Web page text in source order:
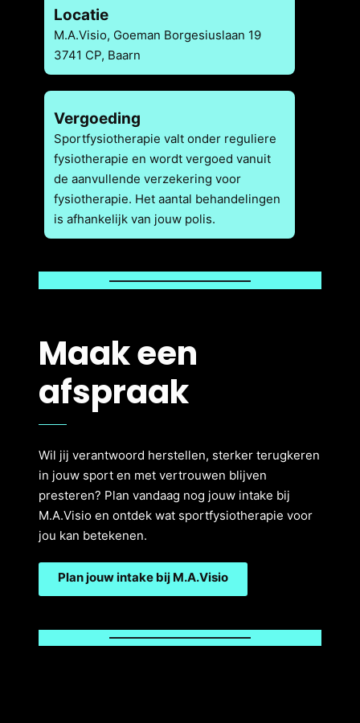
Locatie
M.A.Visio, Goeman Borgesiuslaan 19
3741 CP, Baarn
Vergoeding
Sportfysiotherapie valt onder reguliere
fysiotherapie en wordt vergoed vanuit
de aanvullende verzekering voor
fysiotherapie. Het aantal behandelingen
is afhankelijk van jouw polis.
Maak een
afspraak
Wil jij verantwoord herstellen, sterker terugkeren
in jouw sport en met vertrouwen blijven
presteren? Plan vandaag nog jouw intake bij
M.A.Visio en ontdek wat sportfysiotherapie voor
jou kan betekenen.
Plan jouw intake bij M.A.Visio